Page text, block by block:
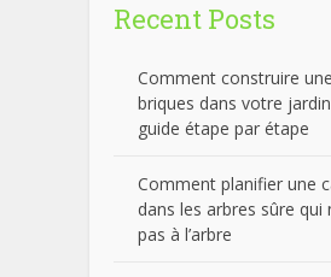
Recent Posts
Comment construire
briques dans votre
guide étape par étape
Comment planifier une
dans les arbres sûre qui
pas à l’arbre